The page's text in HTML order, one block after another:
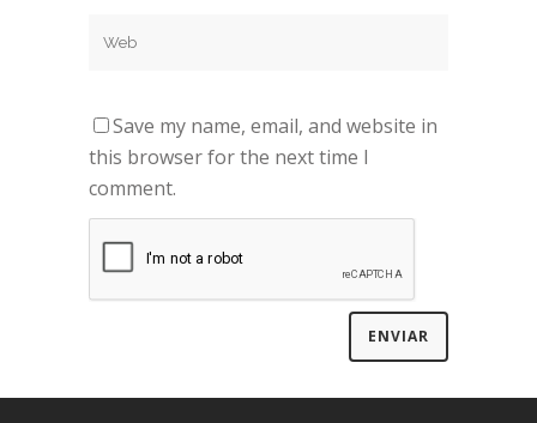
Save my name, email, and website in
this browser for the next time I
comment.